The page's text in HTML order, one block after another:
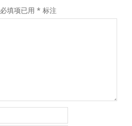
必填项已用 * 标注